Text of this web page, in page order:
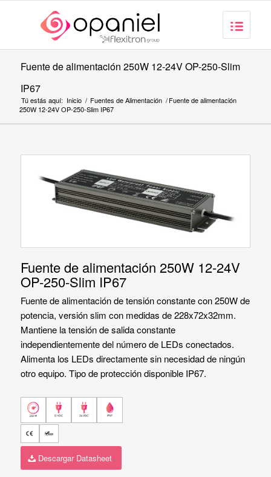
Fuente de alimentación 250W 12-24V OP-250-Slim
IP67
Tú estás aquí: Inicio / Fuentes de Alimentación / Fuente de alimentación
250W 12-24V OP-250-Slim IP67
Fuente de alimentación 250W 12-24V
OP-250-Slim IP67
Fuente de alimentación de tensión constante con 250W de
potencia, versión slim con medidas de 228x72x32mm.
Mantiene la tensión de salida constante
independientemente del número de LEDs conectados.
Alimenta los LEDs directamente sin necesidad de ningún
otro equipo. Tipo de protección disponible IP67.
Descargar Datasheet